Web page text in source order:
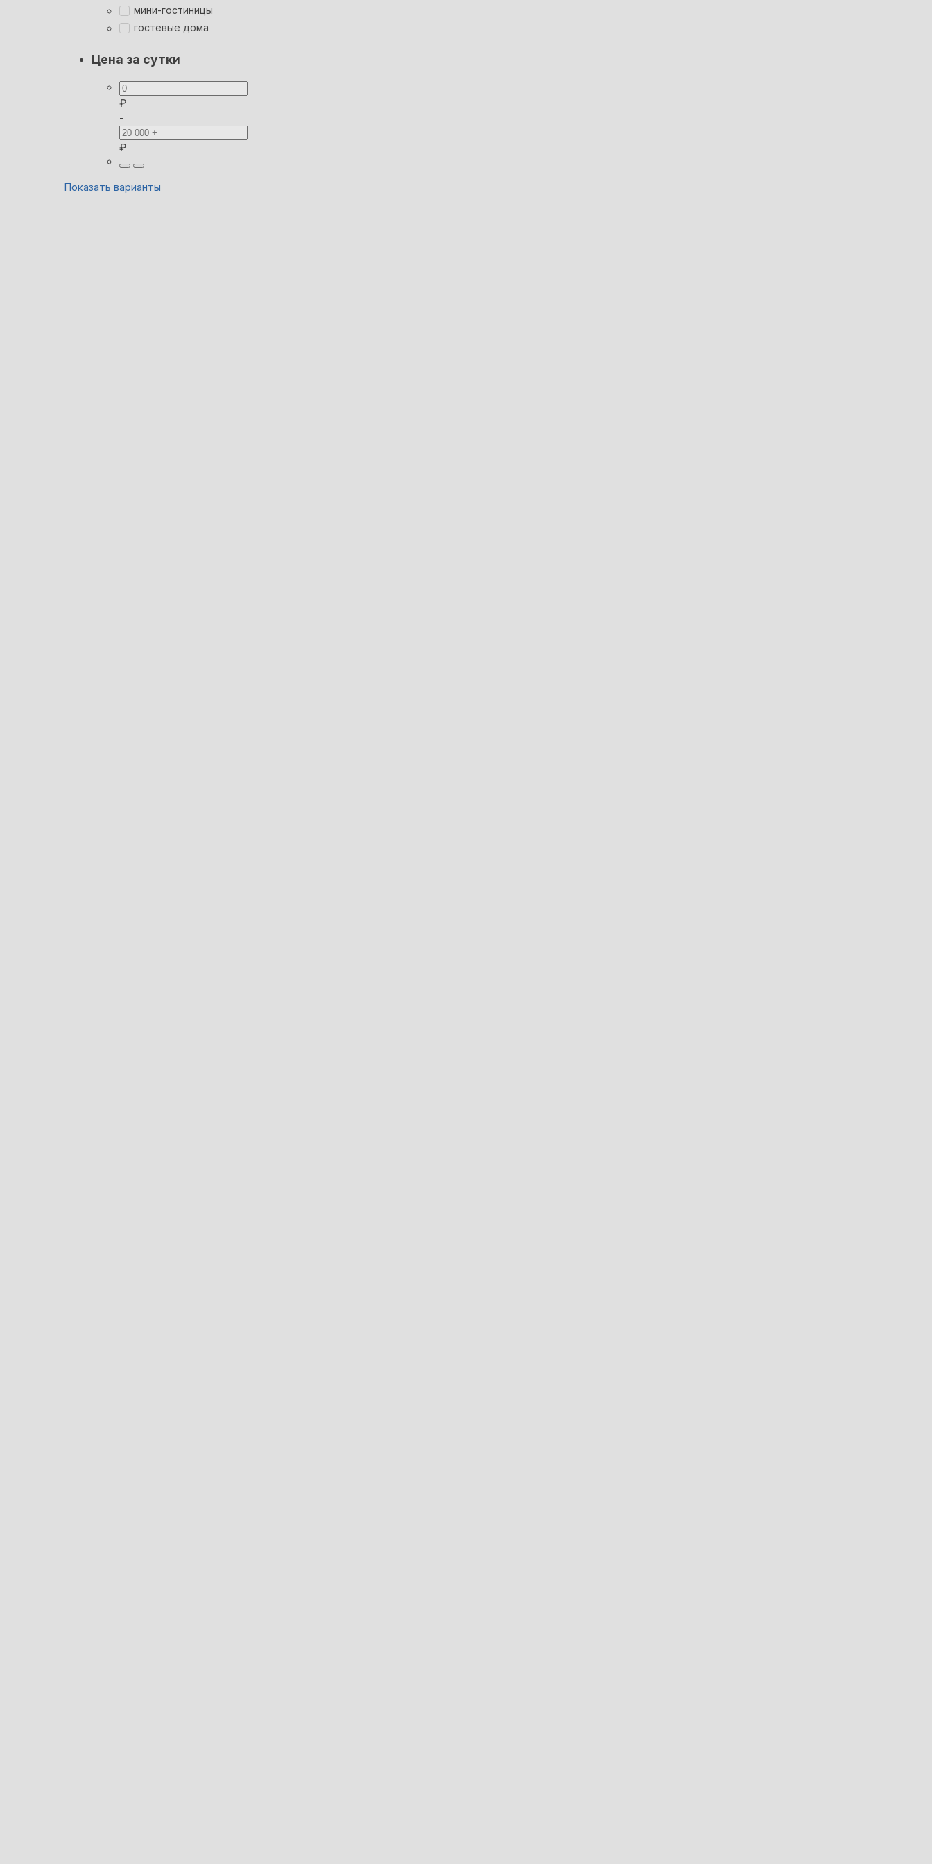
мини-гостиницы
гостевые дома
Цена за сутки
₽
-
₽
Показать варианты